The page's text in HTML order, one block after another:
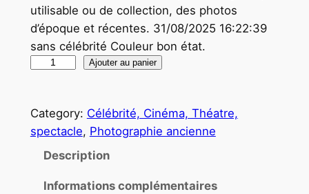
utilisable ou de collection, des photos
d’époque et récentes. 31/08/2025 16:22:39
sans célébrité Couleur bon état.
n
t
Ajouter au panier
Category: Célébrité, Cinéma, Théatre,
spectacle, Photographie ancienne
Description
Informations complémentaires